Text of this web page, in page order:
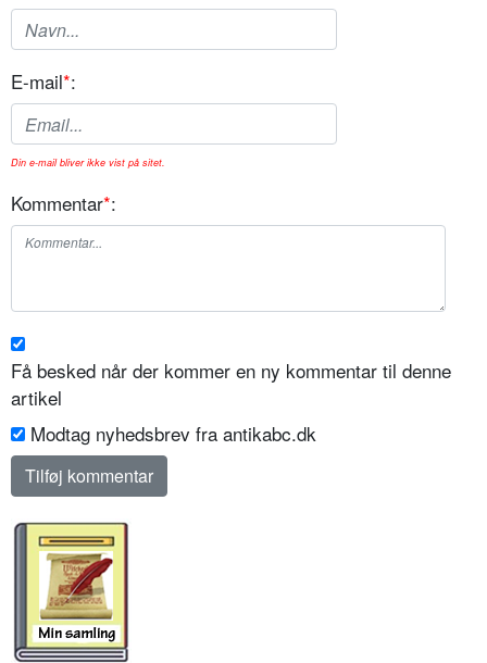
E-mail*:
Din e-mail bliver ikke vist på sitet.
Kommentar*:
Få besked når der kommer en ny kommentar til denne
artikel
Modtag nyhedsbrev fra antikabc.dk